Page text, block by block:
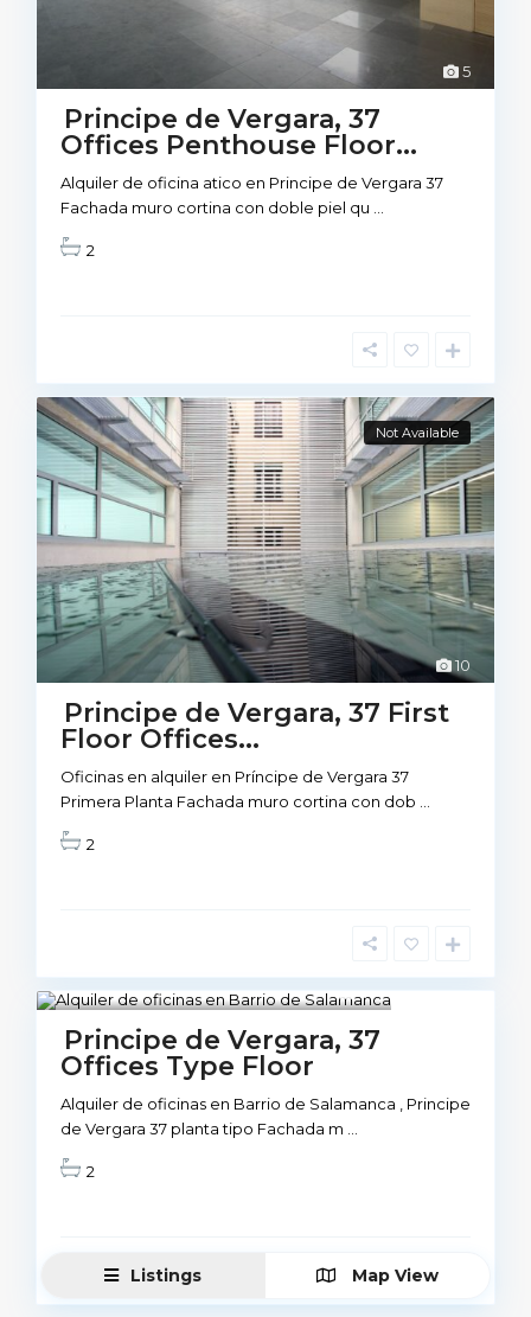
5
Principe de Vergara, 37
Offices Penthouse Floor...
Alquiler de oficina atico en Principe de Vergara 37
Fachada muro cortina con doble piel qu
2
10
Not Available
Principe de Vergara, 37 First
Floor Offices...
Oficinas en alquiler en Príncipe de Vergara 37
Primera Planta Fachada muro cortina con dob ...
2
6
Available
Principe de Vergara, 37
Offices Type Floor
Alquiler de oficinas en Barrio de Salamanca , Principe
de Vergara 37 planta tipo Fachada m ...
2
Listings Map View